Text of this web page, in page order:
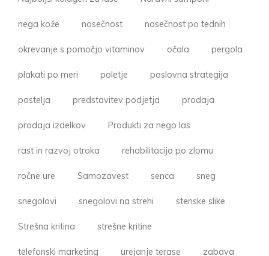
nega kože nosečnost nosečnost po tednih
okrevanje s pomočjo vitaminov očala pergola
plakati po meri poletje poslovna strategija
postelja predstavitev podjetja prodaja
prodaja izdelkov Produkti za nego las
rast in razvoj otroka rehabilitacija po zlomu
ročne ure Samozavest senca sneg
snegolovi snegolovi na strehi stenske slike
Strešna kritina strešne kritine
telefonski marketing urejanje terase zabava